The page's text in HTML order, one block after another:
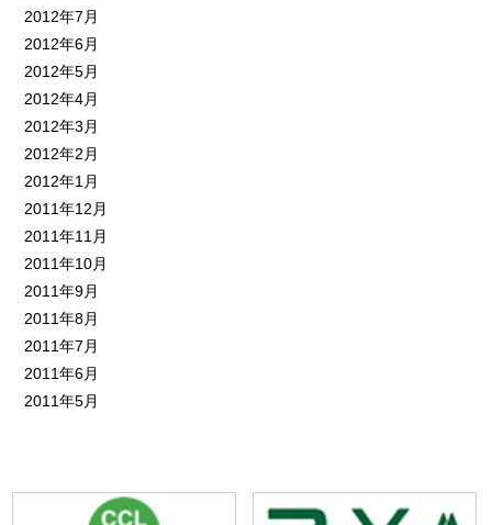
2012年7月
2012年6月
2012年5月
2012年4月
2012年3月
2012年2月
2012年1月
2011年12月
2011年11月
2011年10月
2011年9月
2011年8月
2011年7月
2011年6月
2011年5月